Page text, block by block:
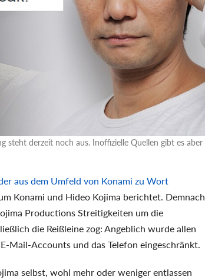
steht derzeit noch aus. Inoffizielle Quellen gibt es aber
aus dem Umfeld von Konami zu Wort
Konami und Hideo Kojima berichtet. Demnach
Productions Streitigkeiten um die
die Reißleine zog: Angeblich wurde allen
Mail-Accounts und das Telefon eingeschränkt.
selbst, wohl mehr oder weniger entlassen